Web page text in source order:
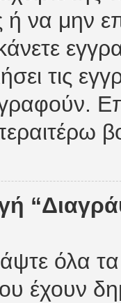
ή να μην
τις
όλα
έχουν